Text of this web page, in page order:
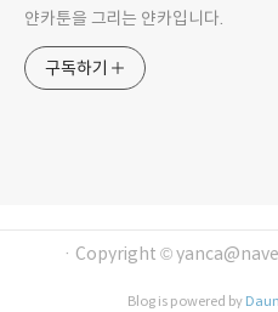
얀카툰을 그리는 얀카입니다.
구독하기
· Copyright ©
Blog is powered by